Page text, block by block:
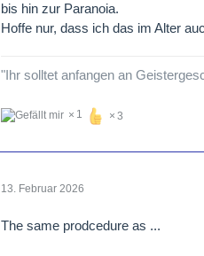
bis hin zur Paranoia.
Hoffe nur, dass ich das im Alter
"Ihr solltet anfangen an
1 3
13. Februar 2026
The same prodcedure as ...